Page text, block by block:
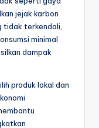
jejak karbon
tidak terkendali,
minimal
dampak
produk lokal dan